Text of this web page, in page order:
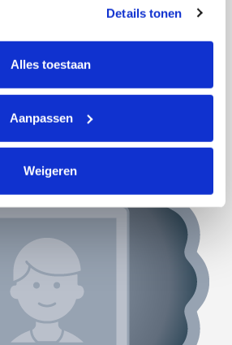
op elk moment wijzigen of
instellingen onderaan de pagina. De
vinden in het tabblad “details”.
Details tonen
Alles toestaan
Aanpassen
Weigeren